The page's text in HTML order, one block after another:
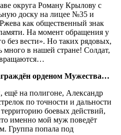
округа Роману Крылову с
доску на лицее №35 и
как общественный знак
На момент обращения у
без вести». Но таких рядовых,
много в нашей стране! Солдат,
орденом Мужества…
ещё на полигоне, Александр
по точности и дальности
боевых действий,
именно мой муж поведёт
Группа попала под